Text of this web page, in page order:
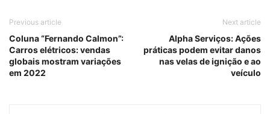
Previous article
Coluna “Fernando Calmon”:
Carros elétricos: vendas
globais mostram variações
em 2022
Next article
Alpha Serviços: Ações
práticas podem evitar danos
nas velas de ignição e ao
veículo